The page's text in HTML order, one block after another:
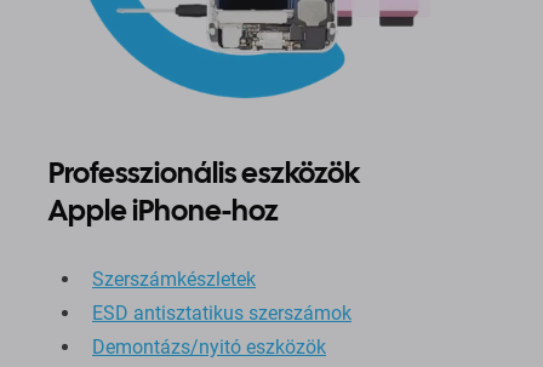
Professzionális eszközök
Apple iPhone-hoz
Szerszámkészletek
ESD antisztatikus szerszámok
Demontázs/nyitó eszközök